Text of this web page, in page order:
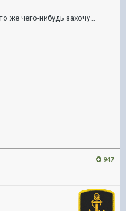
же чего-нибудь захочу...
947